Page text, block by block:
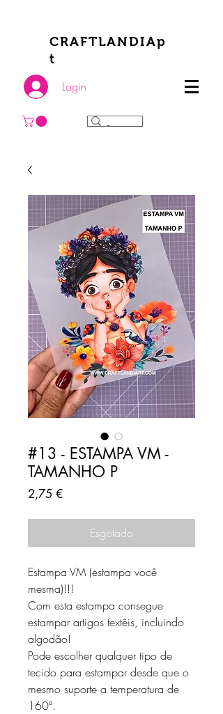
CRAFTLANDIAp
t
Login
#13 - ESTAMPA VM -
TAMANHO P
2,75 €Preço
Esgotado
Estampa VM (estampa você
mesma)!!!
Com esta estampa consegue
estampar artigos textêis, incluindo
algodão!
Pode escolher qualquer tipo de
tecido para estampar desde que o
mesmo suporte a temperatura de
160º.